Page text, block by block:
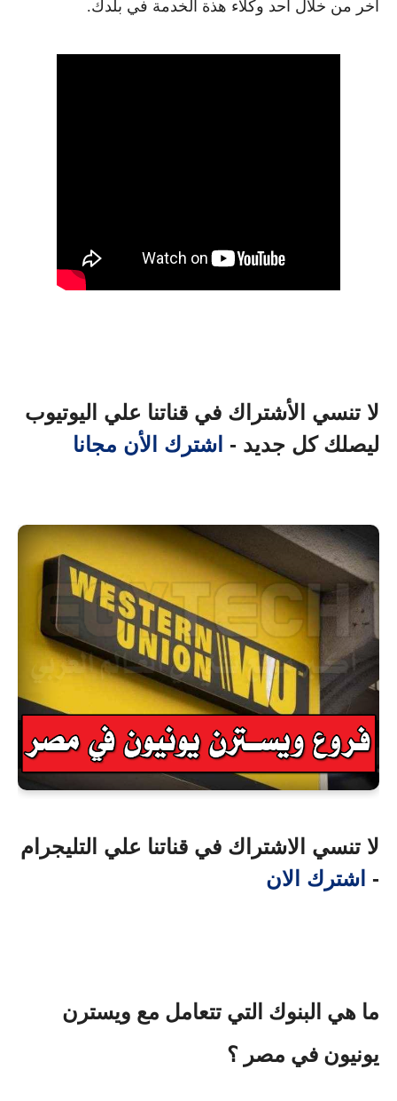
اخر من خلال احد وكلاء هذة الخدمة في بلدك.
لا تنسي الأشتراك في قناتنا علي اليوتيوب
ليصلك كل جديد - اشترك الأن مجانا
لا تنسي الاشتراك في قناتنا علي التليجرام
- اشترك الان
ما هي البنوك التي تتعامل مع ويسترن
يونيون في مصر ؟